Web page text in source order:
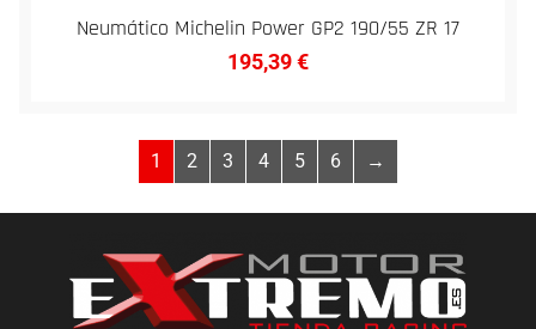
Neumático Michelin Power GP2 190/55 ZR 17
195,39€
1 2 3 4 5 6 →